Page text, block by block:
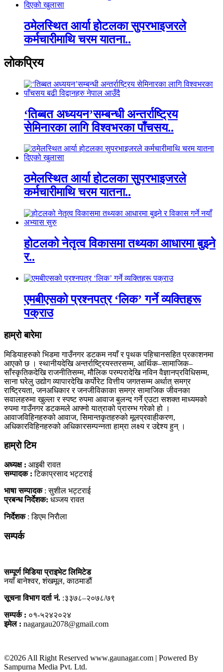
ठमेलस्थित आर्या होटलका सुपरभाइजरले
कर्मचारीमाथि चरम यातना..
लाेकप्रिय
‘तिब्बत अध्ययन’सम्बन्धी अन्तर्राष्ट्रिय
सेमिनारका लागि विश्वभरका पाँचसय..
ठमेलस्थित आर्या होटलका सुपरभाइजरले
कर्मचारीमाथि चरम यातना..
होटलको नेतृत्व विकासमा तथ्यका आधारमा बुझ्ने
र..
एमबीएसको प्रश्नपत्र ‘लिक’ गर्ने व्यक्तिहरू
पक्राउ
हाम्रो बारेमा
मिडियाहरुको भिडमा गाउँनगर डटकम नयाँ र पृथक पहिचानसहित प्रकाशनमा
आएको छ । स्थानीयदेखि अन्तर्राष्ट्रियस्तरसम्म, आर्थिक–सामाजिक–
साँस्कृतिकदेखि राजनीतिसम्म, मौलिक परम्परादेखि नविन वैज्ञानप्रविधिसम्म,
साना घरेलु उद्योग व्यापारदेखि कर्पोरेट वित्तीय जगतसम्म अर्थात् समग्र
राष्ट्रियता, जनअधिकार र जनजीविकाका समग्र सामाजिक जीवनका
सवालहरुमा खुल्ला र स्पष्ट रुपमा आवाज बुलन्द गर्ने एउटा सशक्त माध्यमको
रुपमा गाउँनगर डटकमले आफ्नो यात्राको प्रारम्भ गरेको हो ।
आवाजविहिनहरुको आवाज, सिमान्तकृतहरुको मूलप्रवाहीकरण,
अधिकारविहिनहरुको अधिकारसम्पन्नता हाम्रा लक्ष्य र उद्देश्य हुन् ।
हाम्राे टिम
अध्यक्ष : आइबी रावत
सम्पादक :टिकाप्रसाद भट्टराई
भाषा सम्पादक: सुशील भट्टराई
प्रबन्ध निर्देशक: धञ्जय रावत
निर्देशक: डिएम निराैला
सम्पर्क
सम्पूर्ण मिडिया प्राइभेट लिमिटेड
नयाँ बानेश्वर, शंखमूल, काठमाडौं
सूचना विभाग दर्ता नं. :३३७८–२०७८/७९
सम्पर्क : ०१-५२४२०२४
इमेल : nagargau2078@gmail.com
©2026 All Right Reserved www.gaunagar.com | Powered By
Sampurna Media Pvt. Ltd.